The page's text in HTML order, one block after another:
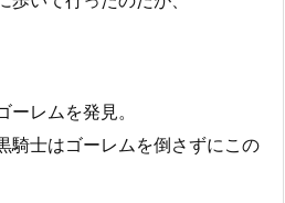
レムを発見。
騎士はゴーレムを倒さずにこの